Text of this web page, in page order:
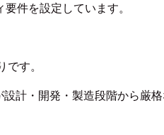
件を設定しています。
です。
計・開発・製造段階から厳